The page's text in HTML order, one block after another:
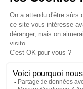
Plus